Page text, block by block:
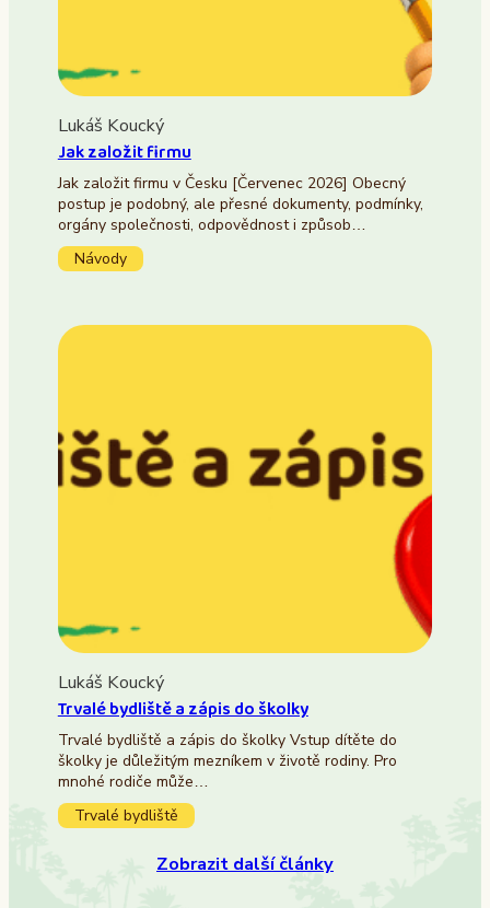
Lukáš Koucký
Jak založit firmu
Jak založit firmu v Česku [Červenec 2026] Obecný
postup je podobný, ale přesné dokumenty, podmínky,
orgány společnosti, odpovědnost i způsob…
Návody
Lukáš Koucký
Trvalé bydliště a zápis do školky
Trvalé bydliště a zápis do školky Vstup dítěte do
školky je důležitým mezníkem v životě rodiny. Pro
mnohé rodiče může…
Trvalé bydliště
Zobrazit další články